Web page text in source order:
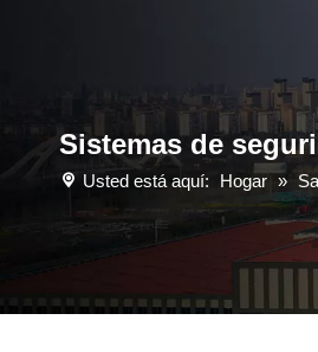
Sistemas de
Usted está aquí: Hogar »